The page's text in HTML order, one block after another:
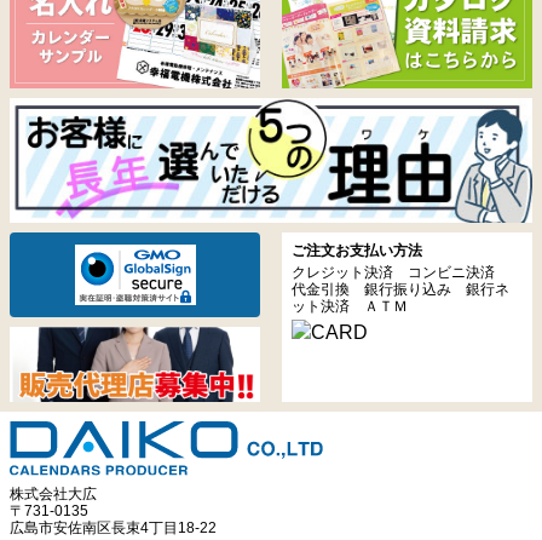
ご注文お支払い方法
クレジット決済 コンビニ決済
代金引換 銀行振り込み 銀行ネ
ット決済 ＡＴＭ
株式会社大広
〒731-0135
広島市安佐南区長束4丁目18-22